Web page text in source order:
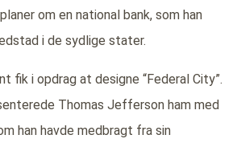
om en national bank, som han
i de sydlige stater.
fik i opdrag at designe “Federal City”.
Thomas Jefferson ham med
han havde medbragt fra sin